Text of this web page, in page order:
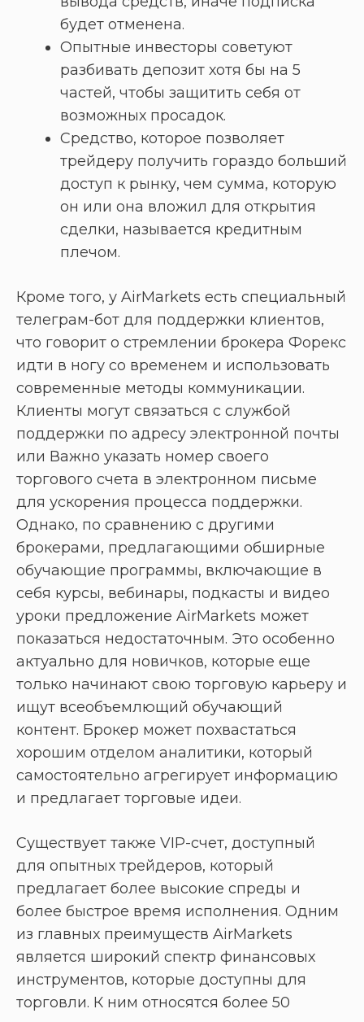
будет отменена.
Опытные инвесторы советуют
разбивать депозит хотя бы на 5
частей, чтобы защитить себя от
возможных просадок.
Средство, которое позволяет
трейдеру получить гораздо больший
доступ к рынку, чем сумма, которую
он или она вложил для открытия
сделки, называется кредитным
плечом.
Кроме того, у AirMarkets есть специальный
телеграм-бот для поддержки клиентов,
что говорит о стремлении брокера Форекс
идти в ногу со временем и использовать
современные методы коммуникации.
Клиенты могут связаться с службой
поддержки по адресу электронной почты
или Важно указать номер своего
торгового счета в электронном письме
для ускорения процесса поддержки.
Однако, по сравнению с другими
брокерами, предлагающими обширные
обучающие программы, включающие в
себя курсы, вебинары, подкасты и видео
уроки предложение AirMarkets может
показаться недостаточным. Это особенно
актуально для новичков, которые еще
только начинают свою торговую карьеру и
ищут всеобъемлющий обучающий
контент. Брокер может похвастаться
хорошим отделом аналитики, который
самостоятельно агрегирует информацию
и предлагает торговые идеи.
Существует также VIP-счет, доступный
для опытных трейдеров, который
предлагает более высокие спреды и
более быстрое время исполнения. Одним
из главных преимуществ AirMarkets
является широкий спектр финансовых
инструментов, которые доступны для
торговли. К ним относятся более 50